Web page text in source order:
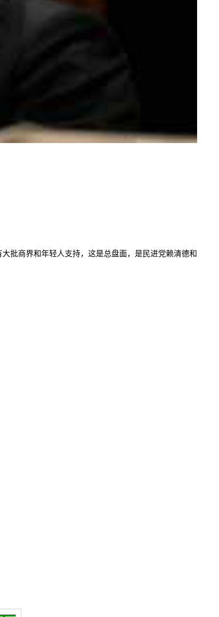
批商界和年轻人支持，这是总盘面，是民进党赖清德和